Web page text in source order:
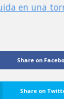
en una
Share on
Share on